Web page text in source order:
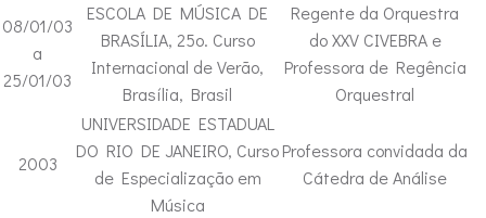
08/01/03
a
25/01/03
ESCOLA DE MÚSICA DE
BRASÍLIA, 25o. Curso
Internacional de Verão,
Brasília, Brasil
Regente da Orquestra
do XXV CIVEBRA e
Professora de Regência
Orquestral
2003
UNIVERSIDADE ESTADUAL
DO RIO DE JANEIRO, Curso
de Especialização em
Música
Professora convidada da
Cátedra de Análise